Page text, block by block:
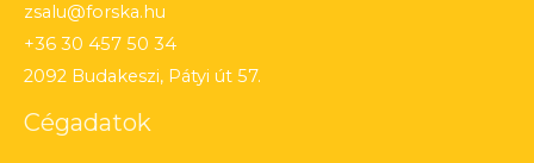
zsalu@forska.hu
+36 30 457 50 34
2092 Budakeszi, Pátyi út 57.
Cégadatok